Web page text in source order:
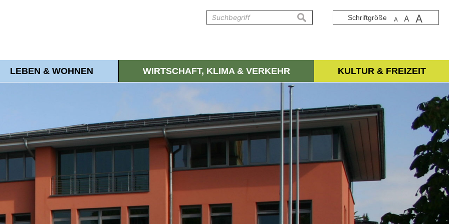
Schriftgröße A A A
suchen
LEBEN & WOHNEN WIRTSCHAFT, KLIMA & VERKEHR KULTUR & FREIZEIT